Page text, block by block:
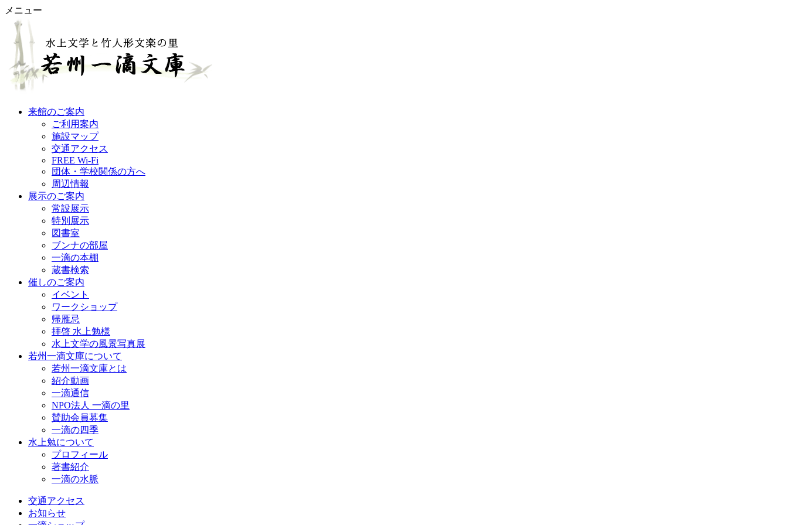
メニュー
来館のご案内
ご利用案内
施設マップ
交通アクセス
FREE Wi-Fi
団体・学校関係の方へ
周辺情報
展示のご案内
常設展示
特別展示
図書室
ブンナの部屋
一滴の本棚
蔵書検索
催しのご案内
イベント
ワークショップ
帰雁忌
拝啓 水上勉様
水上文学の風景写真展
若州一滴文庫について
若州一滴文庫とは
紹介動画
一滴通信
NPO法人 一滴の里
賛助会員募集
一滴の四季
水上勉について
プロフィール
著書紹介
一滴の水脈
交通アクセス
お知らせ